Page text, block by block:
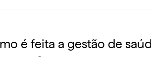
é feita a gestão de